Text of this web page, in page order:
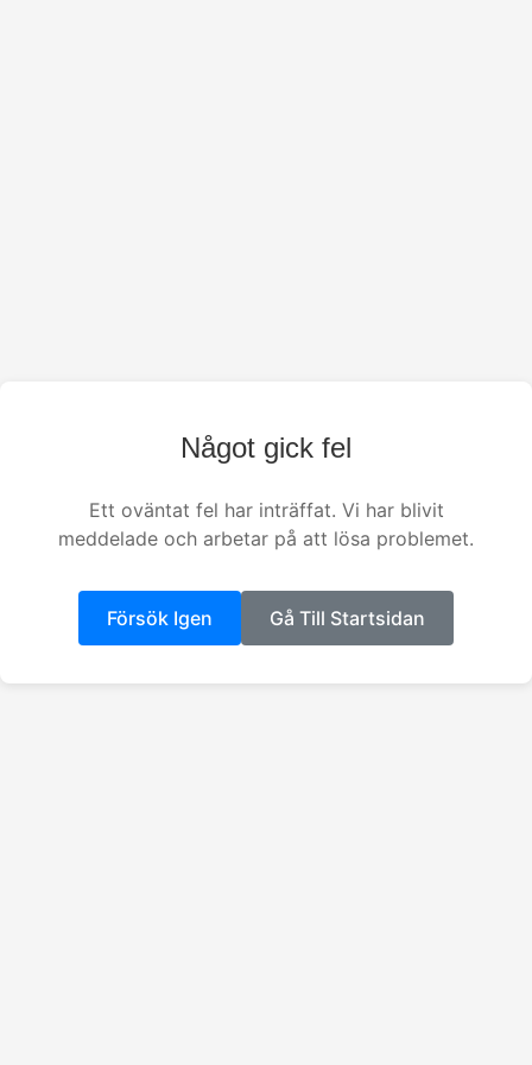
Något gick fel
Ett oväntat fel har inträffat. Vi har blivit
meddelade och arbetar på att lösa problemet.
Försök Igen Gå Till Startsidan